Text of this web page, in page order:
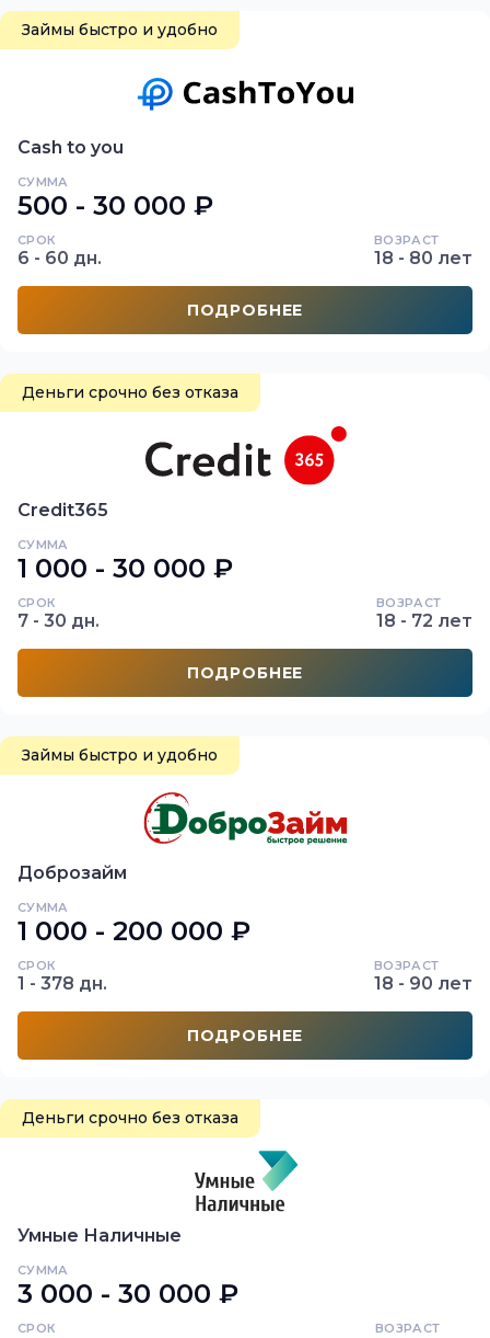
Займы быстро и удобно
Cash to you
СУММА
500 - 30 000 ₽
СРОК
6 - 60 дн.
ВОЗРАСТ
18 - 80 лет
ПОДРОБНЕЕ
Деньги срочно без отказа
Credit365
СУММА
1 000 - 30 000 ₽
СРОК
7 - 30 дн.
ВОЗРАСТ
18 - 72 лет
ПОДРОБНЕЕ
Займы быстро и удобно
Доброзайм
СУММА
1 000 - 200 000 ₽
СРОК
1 - 378 дн.
ВОЗРАСТ
18 - 90 лет
ПОДРОБНЕЕ
Деньги срочно без отказа
Умные Наличные
СУММА
3 000 - 30 000 ₽
СРОК ВОЗРАСТ